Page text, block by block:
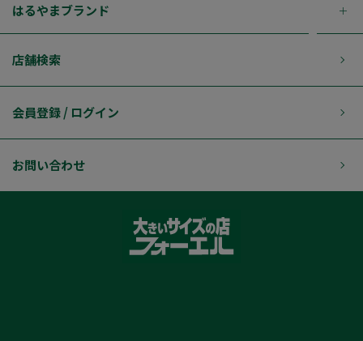
はるやまブランド
店舗検索
会員登録 / ログイン
お問い合わせ